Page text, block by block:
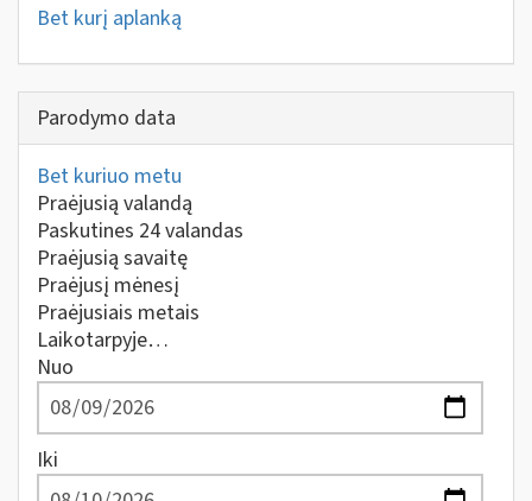
Bet kurį aplanką
Parodymo data
Bet kuriuo metu
Praėjusią valandą
Paskutines 24 valandas
Praėjusią savaitę
Praėjusį mėnesį
Praėjusiais metais
Laikotarpyje…
Nuo
Iki